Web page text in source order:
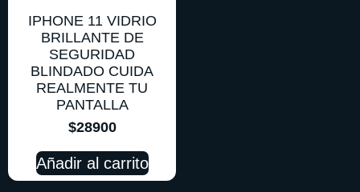
IPHONE 11 VIDRIO
BRILLANTE DE
SEGURIDAD
BLINDADO CUIDA
REALMENTE TU
PANTALLA
$28900
Añadir al carrito